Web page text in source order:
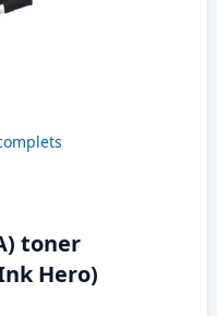
toner
Hero)